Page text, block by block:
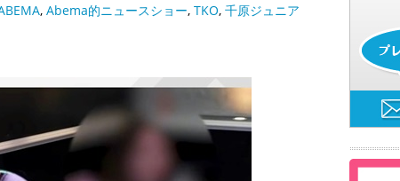
, Abema的ニュースショー, TKO, 千原ジュニア